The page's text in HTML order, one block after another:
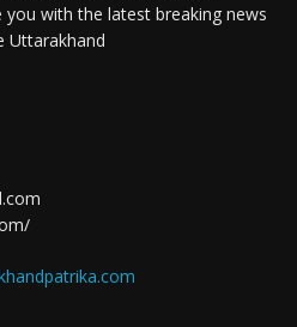
with the latest breaking news
Uttarakhand